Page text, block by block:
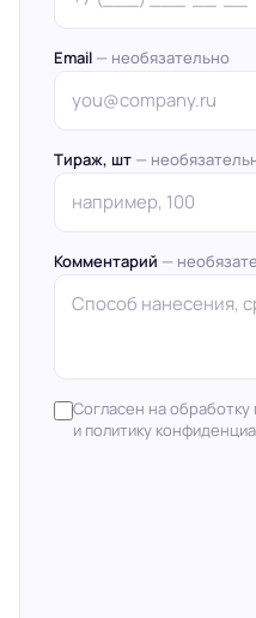
Email — необязательно
Тираж, шт —
Комментарий —
Согласен на
и политику